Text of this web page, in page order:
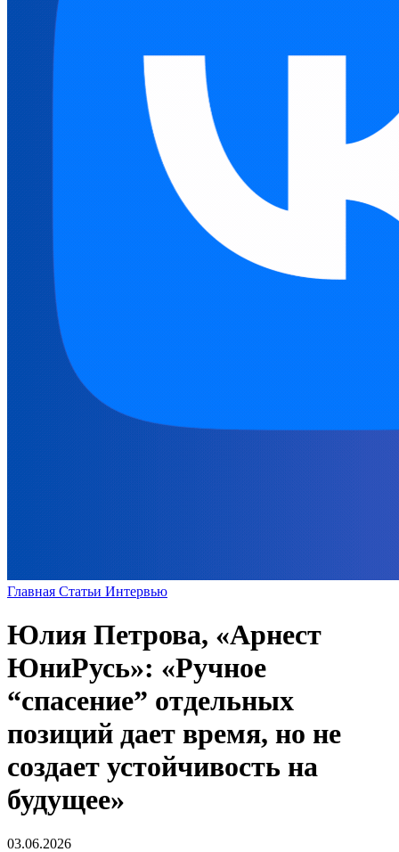
Главная Статьи Интервью
Юлия Петрова, «Арнест
ЮниРусь»: «Ручное
“спасение” отдельных
позиций дает время, но не
создает устойчивость на
будущее»
03.06.2026